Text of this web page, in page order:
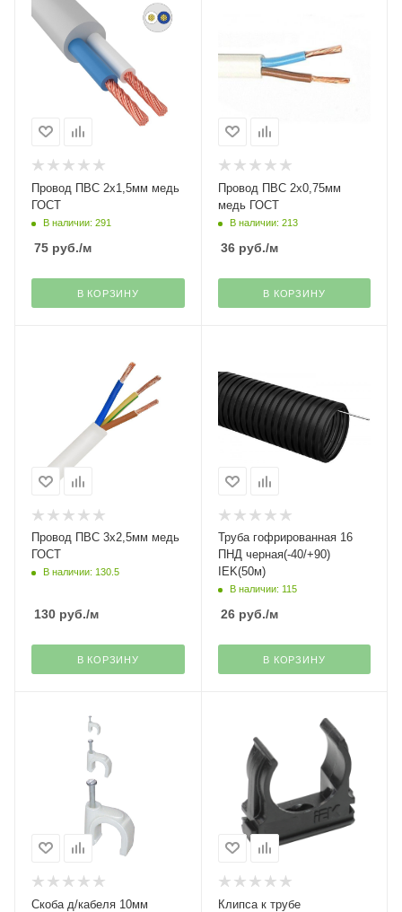
Провод ПВС 2х1,5мм медь
ГОСТ
В наличии: 291
75 руб./м
В КОРЗИНУ
Провод ПВС 2х0,75мм
медь ГОСТ
В наличии: 213
36руб./м
В КОРЗИНУ
Провод ПВС 3х2,5мм медь
ГОСТ
В наличии: 130.5
130 руб./м
В КОРЗИНУ
Труба гофрированная 16
ПНД черная(-40/+90)
IEK(50м)
В наличии: 115
26руб./м
В КОРЗИНУ
Скоба д/кабеля 10мм
Клипса к трубе